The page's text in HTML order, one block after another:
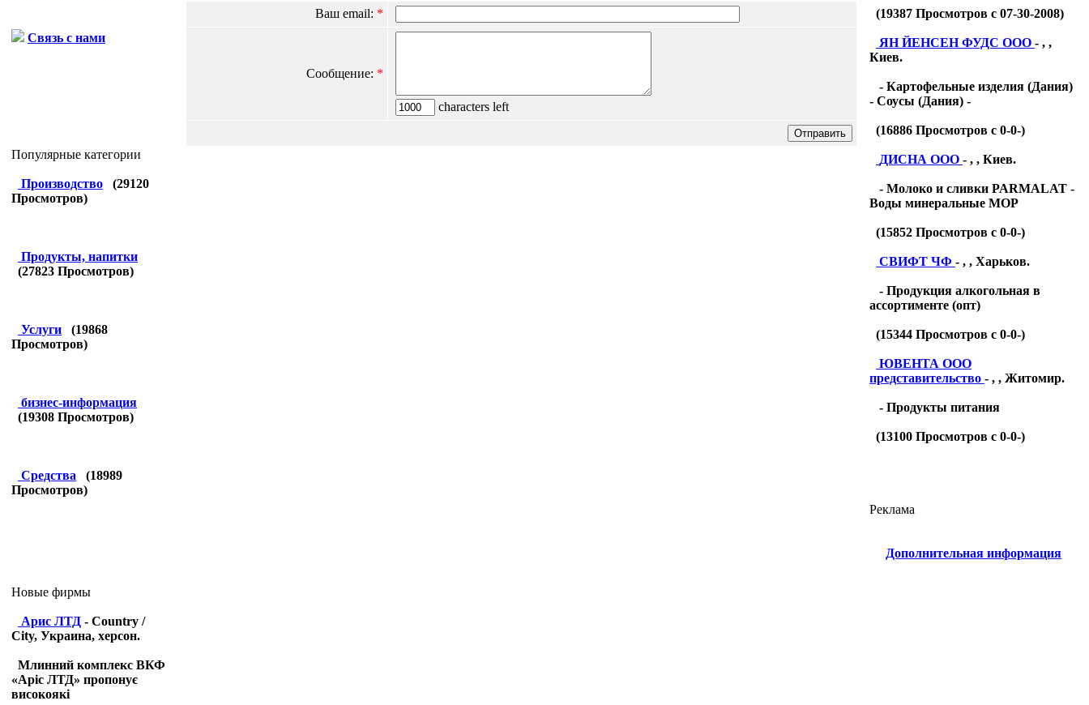
Связь с нами
Популярные категории
Производство (29120
Просмотров)
Продукты, напитки
(27823 Просмотров)
Услуги (19868
Просмотров)
бизнес-информация
(19308 Просмотров)
Средства (18989
Просмотров)
Новые фирмы
Арис ЛТД - Country /
City, Украина, херсон.
Млинний комплекс ВКФ
«Аріс ЛТД» пропонує
високоякі
Ваш email: *
Сообщение: *
characters left
(19387 Просмотров с 07-30-2008)
ЯН ЙЕНСЕН ФУДС ООО - , ,
Киев.
- Картофельные изделия (Дания)
- Соусы (Дания) -
(16886 Просмотров с 0-0-)
ДИСНА ООО - , , Киев.
- Молоко и сливки PARMALAT -
Воды минеральные МОР
(15852 Просмотров с 0-0-)
СВИФТ ЧФ - , , Харьков.
- Продукция алкогольная в
ассортименте (опт)
(15344 Просмотров с 0-0-)
ЮВЕНТА ООО
представительство - , , Житомир.
- Продукты питания
(13100 Просмотров с 0-0-)
Реклама
Дополнительная информация